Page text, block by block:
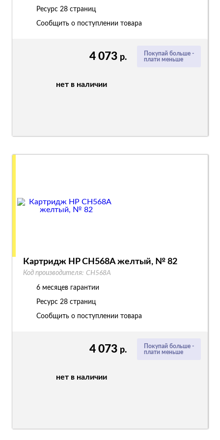
Покупай больше -
плати меньше
4 073 р.
нет в наличии
Ресурс 28 страниц
Сообщить о поступлении товара
Покупай больше -
плати меньше
4 073 р.
нет в наличии
Картридж HP CH568A желтый, № 82
Код производителя: CH568A
6 месяцев гарантии
Ресурс 28 страниц
Сообщить о поступлении товара